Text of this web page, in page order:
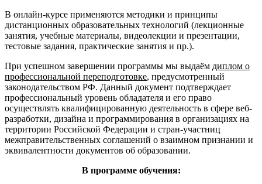
В онлайн-курсе применяются методики и принципы
дистанционных образовательных технологий (лекционные
занятия, учебные материалы, видеолекции и презентации,
тестовые задания, практические занятия и пр.).
При успешном завершении программы мы выдаём диплом о
профессиональной переподготовке, предусмотренный
законодательством РФ. Данный документ подтверждает
профессиональный уровень обладателя и его право
осуществлять квалифицированную деятельность в сфере веб-
разработки, дизайна и программирования в организациях на
территории Российской Федерации и стран-участниц
межправительственных соглашений о взаимном признании и
эквивалентности документов об образовании.
В программе обучения: